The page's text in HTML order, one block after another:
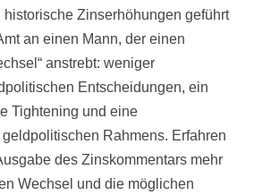
historische Zinserhöhungen geführt
an einen Mann, der einen
anstrebt: weniger
Entscheidungen, ein
Tightening und eine
Rahmens. Erfahren
des Zinskommentars mehr
Wechsel und die möglichen